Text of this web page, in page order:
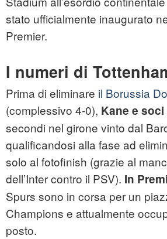
stato ufficialmente inaugurato
Premier.
I numeri di
Prima di eliminare il Borussia
(complessivo 4-0), Kane e soci
secondi nel girone vinto dal
qualificandosi alla fase ad
solo al fotofinish (grazie al
dell’Inter contro il PSV). In
Spurs sono in corsa per un
Champions e attualmente
posto.